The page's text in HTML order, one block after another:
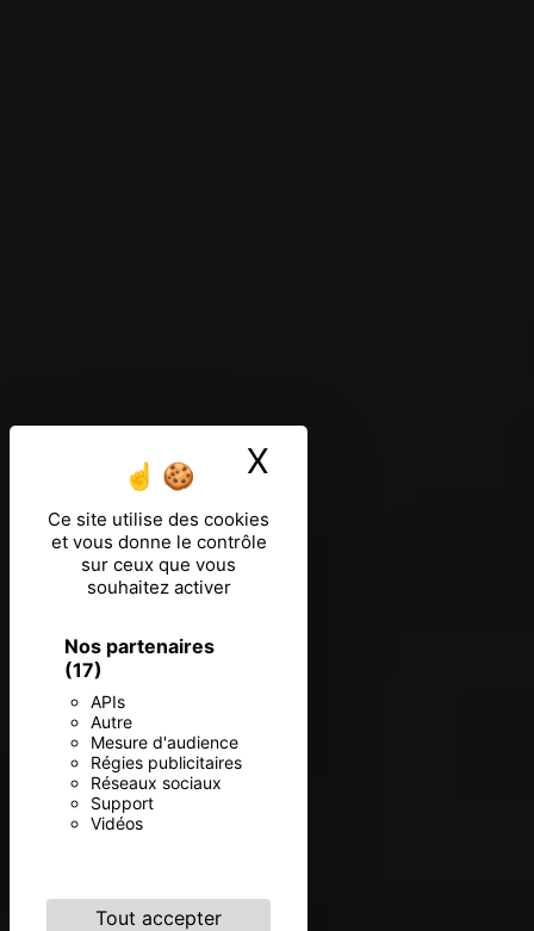
Ce site utilise des cookies
et vous donne le contrôle
sur ceux que vous
souhaitez activer
Nos partenaires
(17)
APIs
Autre
Mesure d'audience
Régies publicitaires
Réseaux sociaux
Support
Vidéos
Tout accepter
X